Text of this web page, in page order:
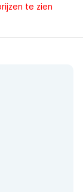
te zien